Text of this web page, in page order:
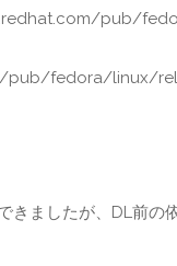
pub/
pub/fedora/linux/
きましたが、DL前